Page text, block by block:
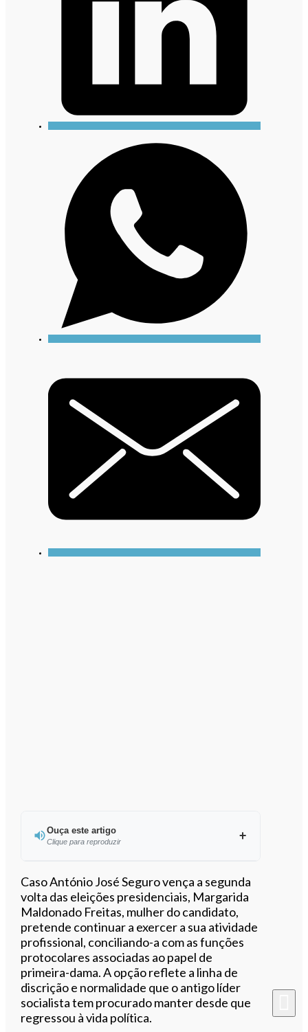
Ouça este artigo
Clique para reproduzir
Ouvir este artigo
Caso António José Seguro vença a segunda
volta das eleições presidenciais, Margarida
Maldonado Freitas, mulher do candidato,
pretende continuar a exercer a sua atividade
profissional, conciliando-a com as funções
protocolares associadas ao papel de
primeira-dama. A opção reflete a linha de
discrição e normalidade que o antigo líder
socialista tem procurado manter desde que
regressou à vida política.